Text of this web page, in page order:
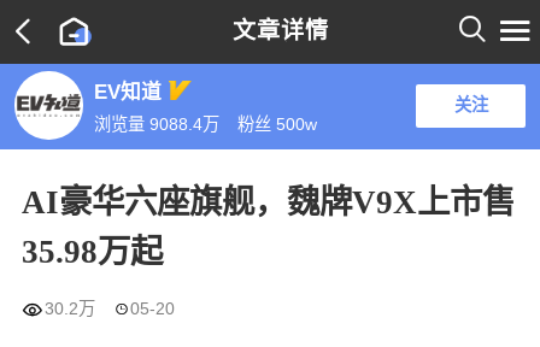
文章详情  
EV知道
浏览量 9088.4万 粉丝 500w
关注
AI豪华六座旗舰，魏牌V9X上市售
35.98万起
30.2万 05-20